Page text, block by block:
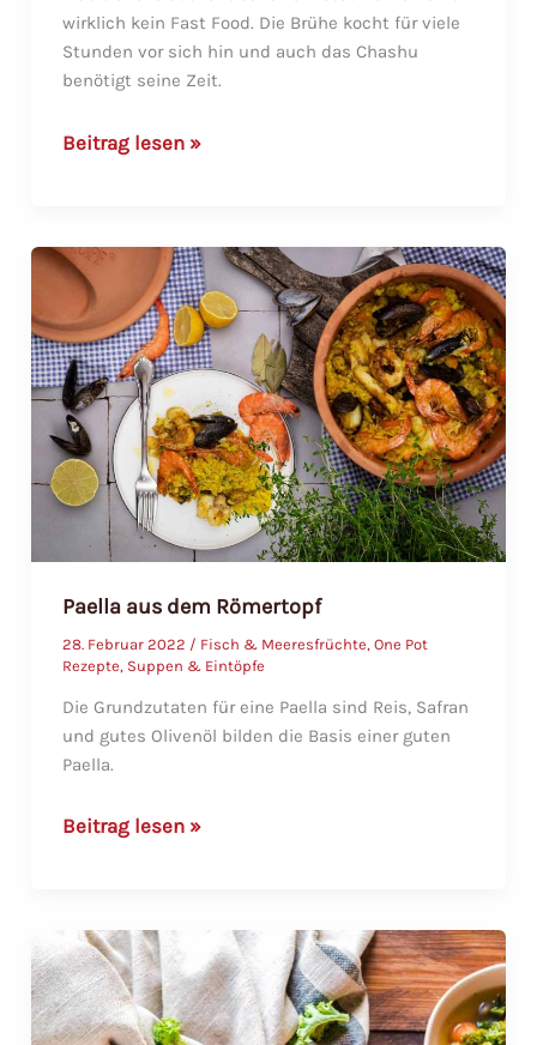
wirklich kein Fast Food. Die Brühe kocht für viele
Stunden vor sich hin und auch das Chashu
benötigt seine Zeit.
Tonkotsu
mit
Chashu
Beitrag lesen »
Paella aus dem Römertopf
28. Februar 2022 / Fisch & Meeresfrüchte, One Pot
Rezepte, Suppen & Eintöpfe
Die Grundzutaten für eine Paella sind Reis, Safran
und gutes Olivenöl bilden die Basis einer guten
Paella.
Paella
Römertopf
Beitrag lesen »